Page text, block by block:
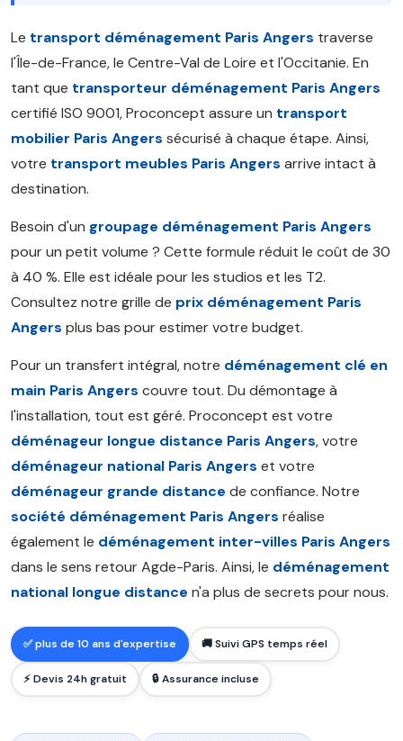
Le transport déménagement Paris Angers traverse
l'Île-de-France, le Centre-Val de Loire et l'Occitanie. En
tant que transporteur déménagement Paris Angers
certifié ISO 9001, Proconcept assure un transport
mobilier Paris Angers sécurisé à chaque étape. Ainsi,
votre transport meubles Paris Angers arrive intact à
destination.
Besoin d'un groupage déménagement Paris Angers
pour un petit volume ? Cette formule réduit le coût de 30
à 40 %. Elle est idéale pour les studios et les T2.
Consultez notre grille de prix déménagement Paris
Angers plus bas pour estimer votre budget.
Pour un transfert intégral, notre déménagement clé en
main Paris Angers couvre tout. Du démontage à
l'installation, tout est géré. Proconcept est votre
déménageur longue distance Paris Angers, votre
déménageur national Paris Angers et votre
déménageur grande distance de confiance. Notre
société déménagement Paris Angers réalise
également le déménagement inter-villes Paris Angers
dans le sens retour Agde-Paris. Ainsi, le déménagement
national longue distance n'a plus de secrets pour nous.
✅ plus de 10 ans d'expertise 🚚 Suivi GPS temps réel
⚡ Devis 24h gratuit 🔒 Assurance incluse